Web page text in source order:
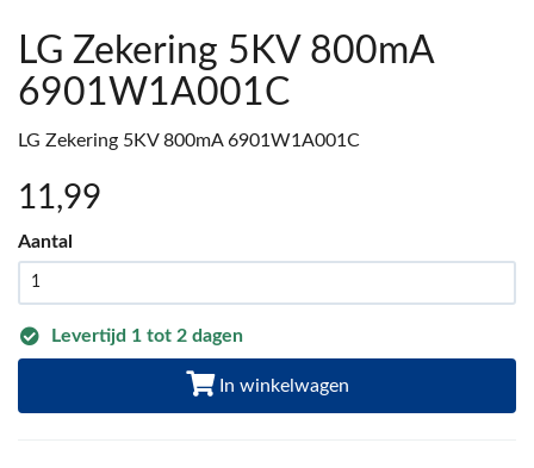
LG Zekering 5KV 800mA
6901W1A001C
LG Zekering 5KV 800mA 6901W1A001C
11 ,99
Aantal
Levertijd 1 tot 2 dagen
In winkelwagen